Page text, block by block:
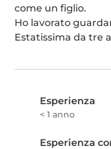
come un figlio.
Ho lavorato
Estatissima da tre
Esperienza
< 1 anno
Esperienza